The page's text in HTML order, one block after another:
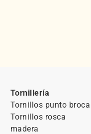
Tornillería
Tornillos punto broca
Tornillos rosca
madera